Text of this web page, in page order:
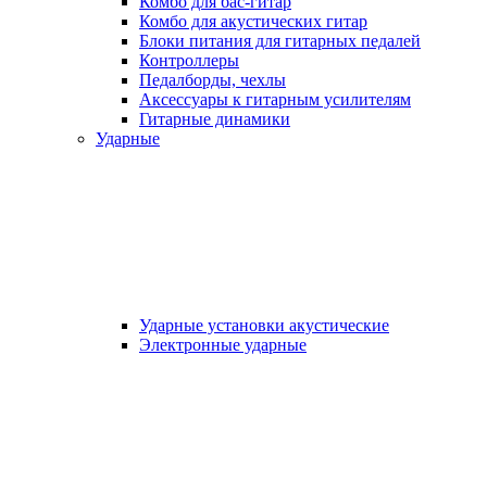
Комбо для акустических гитар
Блоки питания для гитарных педалей
Контроллеры
Педалборды, чехлы
Аксеcсуары к гитарным усилителям
Гитарные динамики
Ударные
Ударные установки акустические
Электронные ударные